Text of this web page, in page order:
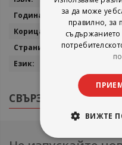
2024
мека
124
СВЪРЗАНИ
за да може
правилно, за
ВИЖТЕ